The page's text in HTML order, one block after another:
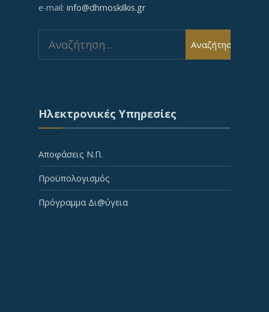
e-mail: info@dhmoskilkis.gr
for:
Αναζήτηση
Ηλεκτρονικές Υπηρεσίες
Αποφάσεις Ν.Π.
Προϋπολογισμός
Πρόγραμμα Δι@ύγεια